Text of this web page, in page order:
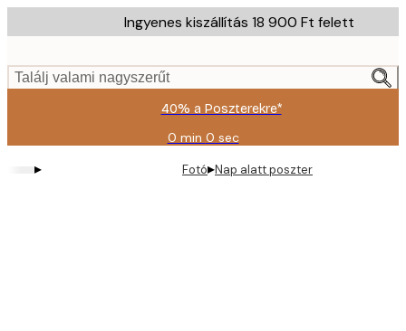
to
content.
Ingyenes kiszállítás 18 900 Ft felett
Találj valami nagyszerűt
40% a Poszterekre*
0 min 0 sec
Érvényes:
2026-
08-
▸ Fotó▸Nap alatt poszter